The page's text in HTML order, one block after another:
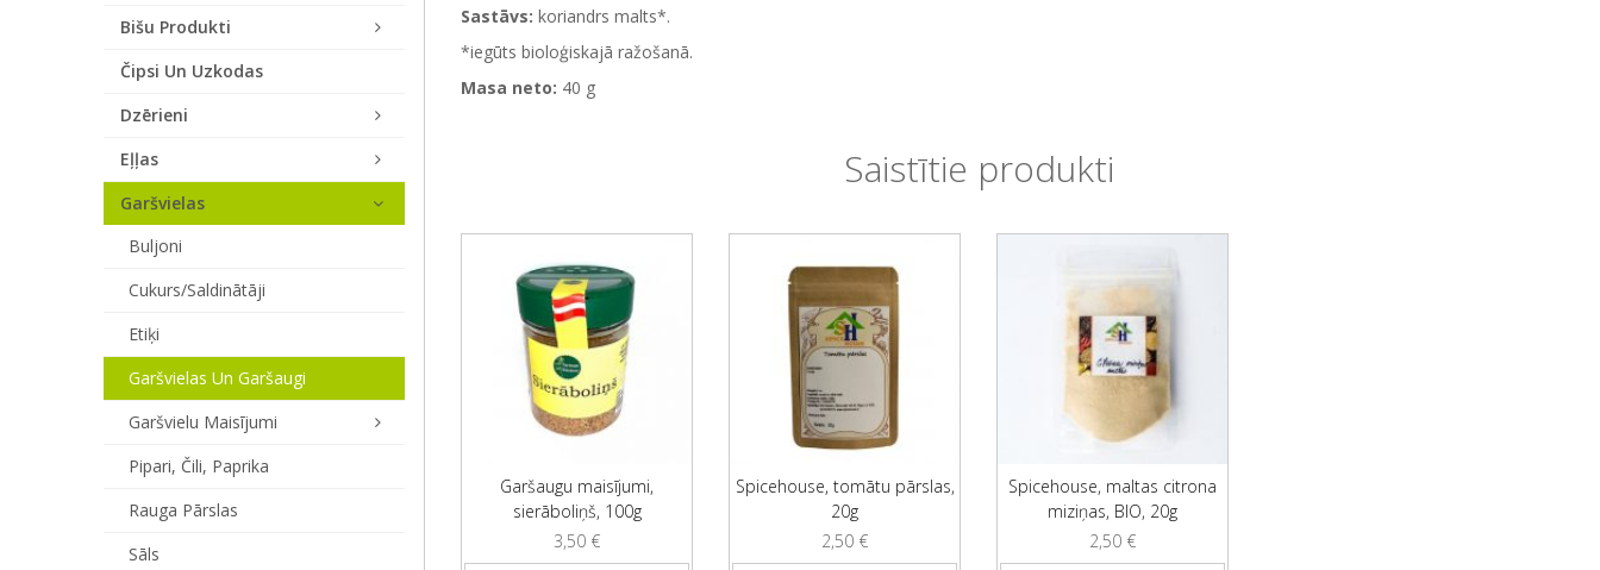
Sastāvs: koriandrs malts*.
*iegūts bioloģiskajā ražošanā.
Masa neto: 40 g
Saistītie produkti
Garšaugu maisījumi,
sierāboliņš, 100g
3,50 €
Spicehouse, tomātu pārslas,
20g
2,50 €
Spicehouse, maltas citrona
miziņas, BIO, 20g
2,50 €
Bišu Produkti
Čipsi Un Uzkodas
Dzērieni
Eļļas
Garšvielas
Buljoni
Cukurs/saldinātāji
Etiķi
Garšvielas Un Garšaugi
Garšvielu Maisījumi
Pipari, Čili, Paprika
Rauga Pārslas
Sāls